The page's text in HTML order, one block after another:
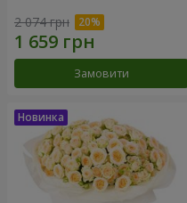
2 074 грн
Замовити